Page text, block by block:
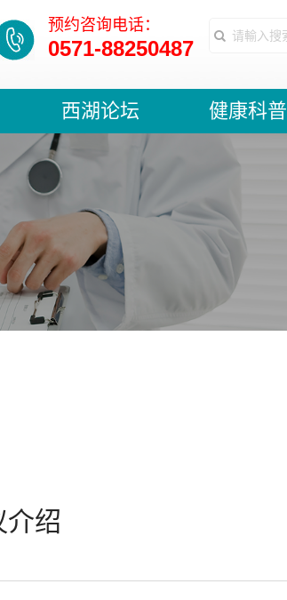
预约咨询电话：
0571-88250487
西湖论坛 健康科普
介绍